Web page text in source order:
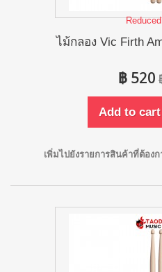
ไม้กลอง Vic Firth
฿ 520
Add to cart
เพิ่มไปยังรายการสินค้าที่ต้องก